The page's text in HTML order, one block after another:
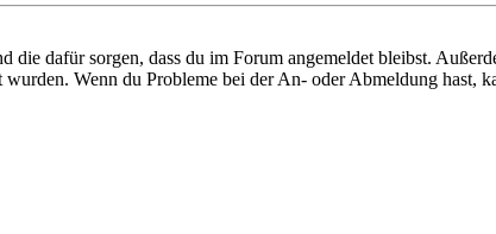
dafür sorgen, dass du im Forum angemeldet bleibst.
Wenn du Probleme bei der An- oder Abmeldung hast,